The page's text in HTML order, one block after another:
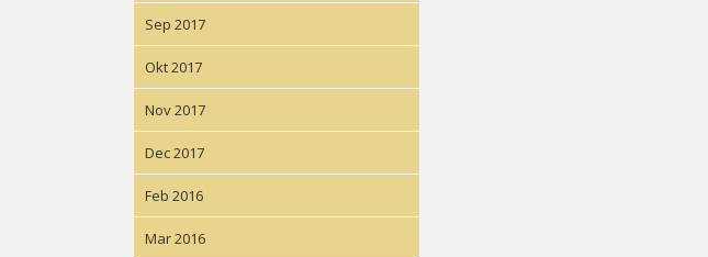
Sep 2017
Okt 2017
Nov 2017
Dec 2017
Feb 2016
Mar 2016